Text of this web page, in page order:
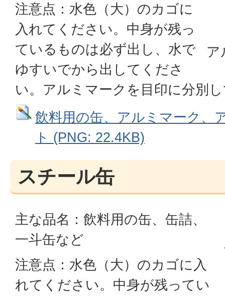
ア
注意点：水色（大）のカゴに
入れてください。中身が残っ
ているものは必ず出し、水で
ゆすいでから出してくださ
い。アルミマークを目印に分別
飲料用の缶、アルミマーク、
ト (PNG: 22.4KB)
スチール缶
主な品名：飲料用の缶、缶詰、
一斗缶など
注意点：水色（大）のカゴに入
れてください。中身が残ってい